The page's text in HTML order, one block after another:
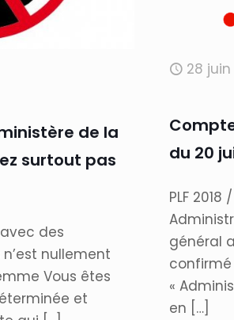
de la
surtout pas
des
nullement
Vous êtes
et
28 juin
du 20
PLF
général
«
en […]